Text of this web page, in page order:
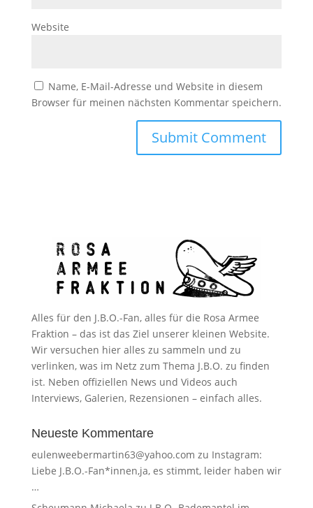
Website
Name, E-Mail-Adresse und Website in diesem
Browser für meinen nächsten Kommentar speichern.
Alles für den J.B.O.-Fan, alles für die Rosa Armee
Fraktion – das ist das Ziel unserer kleinen Website.
Wir versuchen hier alles zu sammeln und zu
verlinken, was im Netz zum Thema J.B.O. zu finden
ist. Neben offiziellen News und Videos auch
Interviews, Galerien, Rezensionen – einfach alles.
Neueste Kommentare
eulenweebermartin63@yahoo.com zu Instagram:
Liebe J.B.O.-Fan*innen,ja, es stimmt, leider haben wir
…